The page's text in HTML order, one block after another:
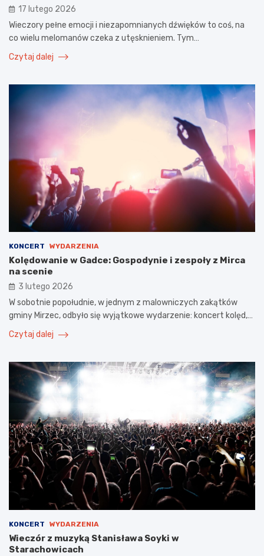
17 lutego 2026
Wieczory pełne emocji i niezapomnianych dźwięków to coś, na
co wielu melomanów czeka z utęsknieniem. Tym…
Czytaj dalej
KONCERT WYDARZENIA
Kolędowanie w Gadce: Gospodynie i zespoły z Mirca
na scenie
3 lutego 2026
W sobotnie popołudnie, w jednym z malowniczych zakątków
gminy Mirzec, odbyło się wyjątkowe wydarzenie: koncert kolęd,…
Czytaj dalej
KONCERT WYDARZENIA
Wieczór z muzyką Stanisława Soyki w
Starachowicach